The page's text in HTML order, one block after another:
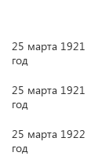
25 марта 1921
год
25 марта 1921
год
25 марта 1922
год